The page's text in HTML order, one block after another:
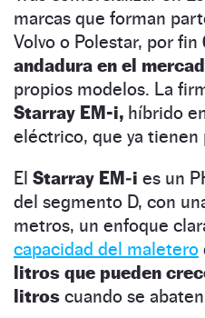
marcas que forman
Volvo o Polestar, por fin
andadura en el
propios modelos. La
Starray EM-i, híbrido
eléctrico, que ya tienen
El Starray EM‑i es un
del segmento D, con
metros, un enfoque
capacidad del maletero
litros que pueden
litros cuando se